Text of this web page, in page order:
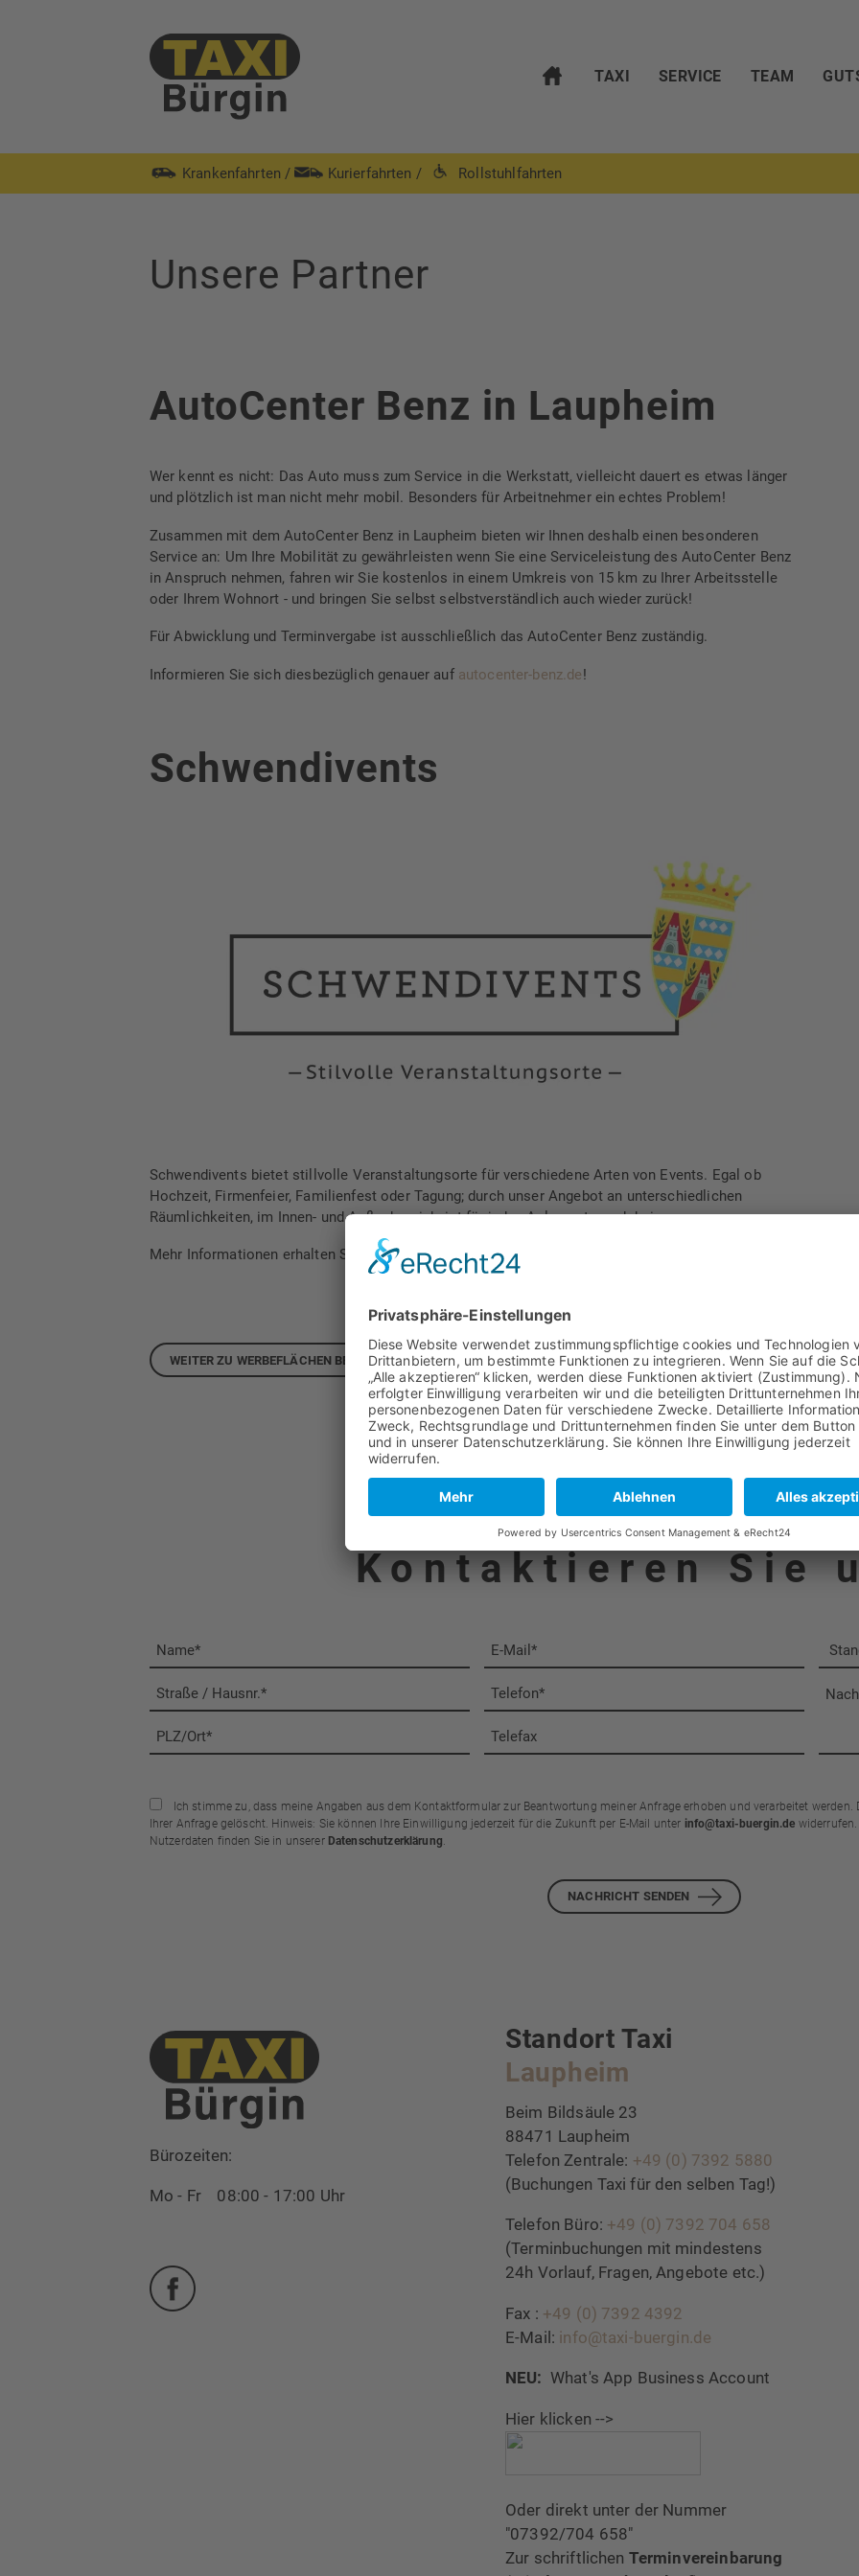
TAXI SERVICE TEAM
Krankenfahrten / Kurierfahrten / Rollstuhlfahrten
Unsere Partner
AutoCenter Benz in Laupheim
Wer kennt es nicht: Das Auto muss zum Service in die Werkstatt, vielleicht dauert es etwas länger
und plötzlich ist man nicht mehr mobil. Besonders für Arbeitnehmer ein echtes Problem!
Zusammen mit dem AutoCenter Benz in Laupheim bieten wir Ihnen deshalb einen besonderen
Service an: Um Ihre Mobilität zu gewährleisten wenn Sie eine Serviceleistung des AutoCenter Benz
in Anspruch nehmen, fahren wir Sie kostenlos in einem Umkreis von 15 km zu Ihrer Arbeitsstelle
oder Ihrem Wohnort - und bringen Sie selbst selbstverständlich auch wieder zurück!
Für Abwicklung und Terminvergabe ist ausschließlich das AutoCenter Benz zuständig.
Informieren Sie sich diesbezüglich genauer auf autocenter-benz.de!
Schwendivents
Schwendivents bietet stillvolle Veranstaltungsorte für verschiedene Arten von Events. Egal ob
Hochzeit, Firmenfeier, Familienfest oder Tagung; durch unser Angebot an unterschiedlichen
Räumlichkeiten, im Innen- und Außenbereich, ist für jeden Anlass etwas dabei.
Mehr Informationen erhalten Sie unter www.schwendivents.de
WEITER ZU WERBEFLÄCHEN BEI TAXI BÜRGIN
Kontaktieren Sie
Ich stimme zu, dass meine Angaben aus dem Kontaktformular zur Beantwortung meiner Anfrage erhoben und verarbeitet werden.
Ihrer Anfrage gelöscht. Hinweis: Sie können Ihre Einwilligung jederzeit für die Zukunft per E-Mail unter info@taxi-buergin.de
Nutzerdaten finden Sie in unserer Datenschutzerklärung
NACHRICHT SENDEN
Bürozeiten:
Mo - Fr 08:00 - 17:00 Uhr
Standort Taxi
Laupheim
Beim Bildsäule 23
88471 Laupheim
Telefon Zentrale: +49 (0) 7392 5880
(Buchungen Taxi für den selben Tag!)
Telefon Büro: +49 (0) 7392 704 658
(Terminbuchungen mit mindestens
24h Vorlauf, Fragen, Angebote etc.)
Fax : +49 (0) 7392 4392
E-Mail: info@taxi-buergin.de
NEU: What's App Business Account
Hier klicken -->
Oder direkt unter der Nummer
"07392/704 658"
Zur schriftlichen Terminvereinbarung